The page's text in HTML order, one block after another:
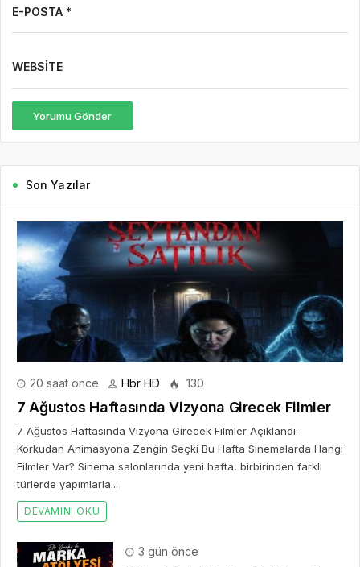
E-POSTA *
WEBSITE
Yorumu Gönder
Son Yazılar
20 saat önce Hbr HD 130
7 Ağustos Haftasında Vizyona Girecek Filmler
7 Ağustos Haftasında Vizyona Girecek Filmler Açıklandı:
Korkudan Animasyona Zengin Seçki Bu Hafta Sinemalarda Hangi
Filmler Var? Sinema salonlarında yeni hafta, birbirinden farklı
türlerde yapımlarla...
DEVAMINI OKU
3 gün önce